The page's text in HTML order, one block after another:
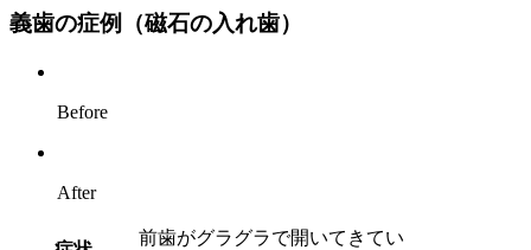
義歯の症例（磁石の入れ歯）
Before
After
前歯がグラグラで開いてきてい